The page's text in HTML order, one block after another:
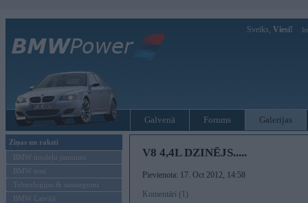
Sveiks, Viesi!
Galvenā Forums Galerijas
Ziņas un raksti
BMW modeļu jaunumi
BMW testi
Tehnoloģijas & sasniegumi
BMW Latvijā
V8 4,4L DZINĒJS.....
Pievienota: 17. Oct 2012, 14:58
Komentāri (1)